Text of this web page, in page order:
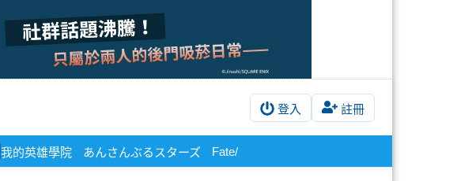
登入 註冊
我的英雄學院 あんさんぶるスターズ Fate/